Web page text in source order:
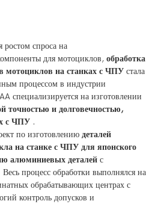
спроса на
для мотоциклов, обработка
мотоциклов на станках с ЧПУ стала
процессом в индустрии
специализируется на изготовлении
точностью и долговечностью,
с ЧПУ .
по изготовлению деталей
на станке с ЧПУ для японского
алюминиевых деталей с
процесс обработки выполнялся на
обрабатывающих центрах с
контроль допусков и